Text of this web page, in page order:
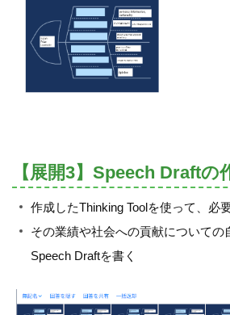
【展開3】Speech Draftの
作成したThinking Toolを使って、必
その業績や社会への貢献についての
Speech Draftを書く